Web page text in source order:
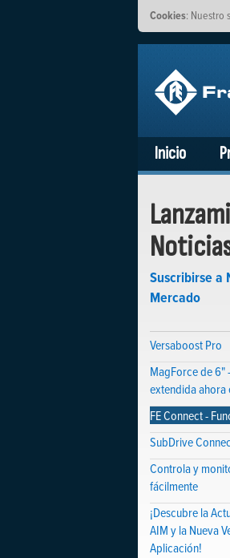
Cookies: Nuestro
Inicio
Suscribirse a
Mercado
Versaboost Pro
MagForce de 6"
extendida ahora
FE Connect -
SubDrive
Controla y
fácilmente
¡Descubre la
AIM y la Nueva
Aplicación!